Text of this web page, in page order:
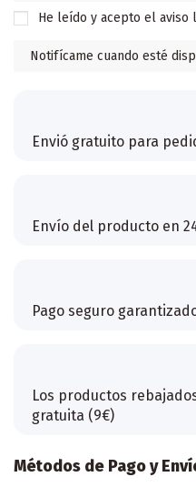
He leído y acepto el aviso
Envió gratuito para
Envío del producto en
Pago seguro
Los productos
gratuita (9€)
Métodos de Pago y